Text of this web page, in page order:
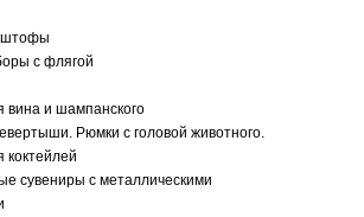
штофы
с флягой
вина и шампанского
Рюмки с головой животного.
сувениры с металлическими